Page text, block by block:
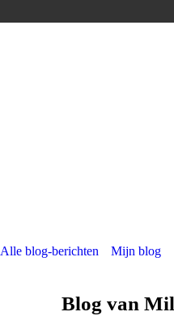
Alle blog-berichten Mijn blog
Blog van